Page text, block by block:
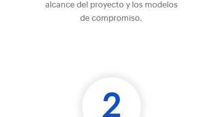
alcance del proyecto y los modelos
de compromiso.
2